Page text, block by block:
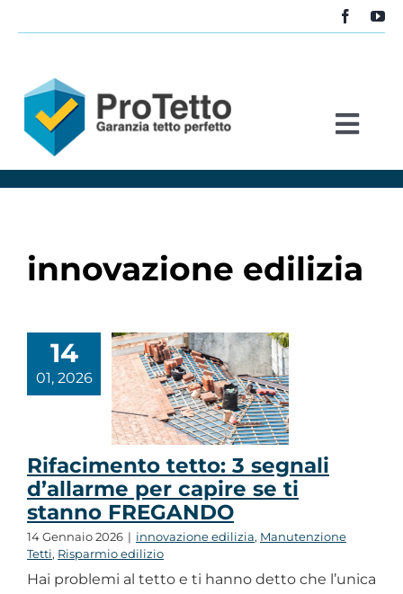
Blog
innovazione edilizia
14
01, 2026
Rifacimento tetto: 3 segnali
d’allarme per capire se ti
stanno FREGANDO
14 Gennaio 2026 | innovazione edilizia, Manutenzione
Tetti, Risparmio edilizio
Hai problemi al tetto e ti hanno detto che l’unica